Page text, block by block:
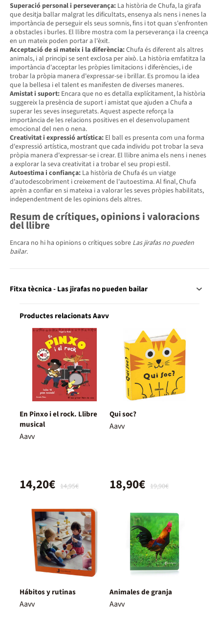
Superació personal i perseverança: La història de Chufa, la girafa
que desitja ballar malgrat les dificultats, ensenya als nens i nenes la
importància de perseguir els seus somnis, fins i tot quan s'enfronten
a obstacles i burles. El llibre mostra com la perseverança i la creença
en un mateix poden portar a l'èxit.
Acceptació de si mateix i la diferència:Chufa és diferent als altres
animals, i al principi se sent exclosa per això. La història emfatitza la
importància d'acceptar les pròpies limitacions i diferències, i de
trobar la pròpia manera d'expressar-se i brillar. Es promou la idea
que la bellesa i el talent es manifesten de diverses maneres.
Amistat i suport: Encara que no es detalla explícitament, la història
suggereix la presència de suport i amistat que ajuden a Chufa a
superar les seves inseguretats. Aquest aspecte reforça la
importància de les relacions positives en el desenvolupament
emocional del nen o nena.
Creativitat i expressió artística: El ball es presenta com una forma
d'expressió artística, mostrant que cada individu pot trobar la seva
pròpia manera d'expressar-se i crear. El llibre anima els nens i nenes
a explorar la seva creativitat i a trobar el seu propi estil.
Autoestima i confiança: La història de Chufa és un viatge
d'autodescobriment i creixement de l'autoestima. Al final, Chufa
aprèn a confiar en si mateixa i a valorar les seves pròpies habilitats,
independentment de les opinions dels altres.
Resum de crítiques, opinions i valoracions
del llibre
Encara no hi ha opinions o crítiques sobre Las jirafas no pueden
bailar.
Fitxa tècnica - Las jirafas no pueden bailar
Productes relacionats Aavv
En Pinxo i el rock. Llibre
musical
Aavv
14,95€
14,20€
Qui soc?
Aavv
19,90€
18,90€
Hábitos y rutinas
Aavv
Animales de granja
Aavv